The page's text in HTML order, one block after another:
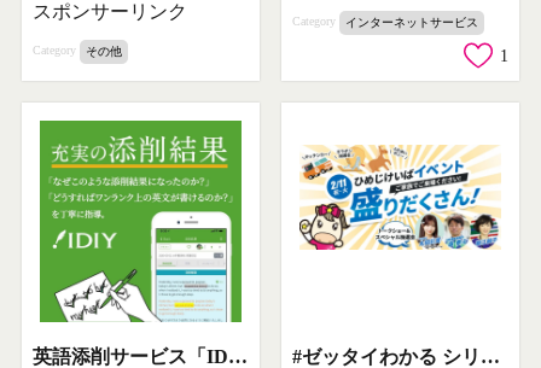
スポンサーリンク
Category その他
Category インターネットサービス
1
英語添削サービス「IDIY」 #ゼッタイわかる シリーズ プレゼントキャンペーン